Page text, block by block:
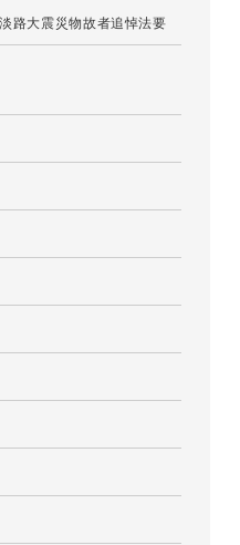
路大震災物故者追悼法要